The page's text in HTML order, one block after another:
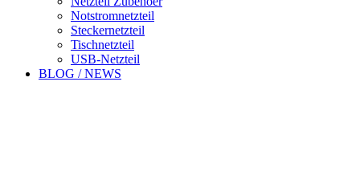
Notstromnetzteil
Steckernetzteil
Tischnetzteil
USB-Netzteil
BLOG / NEWS